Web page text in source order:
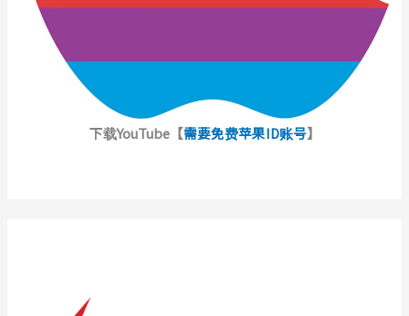
下载YouTube【需要免费苹果ID账号】